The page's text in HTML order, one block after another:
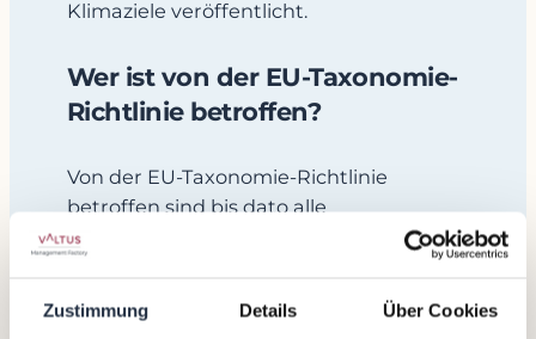
Zustimmung Details Über Cookies
Klimaziele veröffentlicht.
Wer ist von der EU-Taxonomie-
Richtlinie betroffen?
Von der EU-Taxonomie-Richtlinie
betroffen sind bis dato alle
Unternehmen, die auch in den
Anwendungsbereich der NFRD bzw. des
NaDiVeG fallen (siehe oben, Punkte 1.
und 2.). Alle betroffenen Nicht-